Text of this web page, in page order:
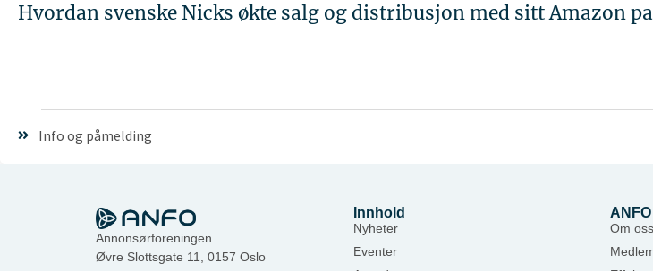
Hvordan svenske Nicks økte salg og distribusjon med sitt Amazon
Info og påmelding
Annonsørforeningen
Øvre Slottsgate 11, 0157 Oslo
Innhold
Nyheter
Eventer
ANFO
Om oss